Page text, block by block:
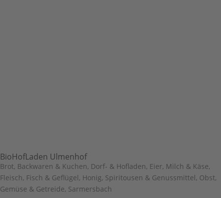
BioHofLaden Ulmenhof
Brot, Backwaren & Kuchen, Dorf- & Hofladen, Eier, Milch & Käse,
Fleisch, Fisch & Geflügel, Honig, Spiritousen & Genussmittel, Obst,
Gemüse & Getreide, Sarmersbach